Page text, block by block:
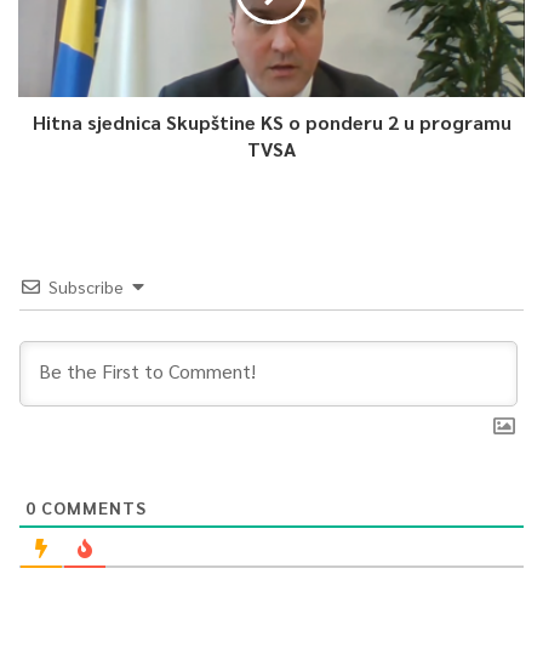
Hitna sjednica Skupštine KS o ponderu 2 u programu
TVSA
Subscribe
0 COMMENTS